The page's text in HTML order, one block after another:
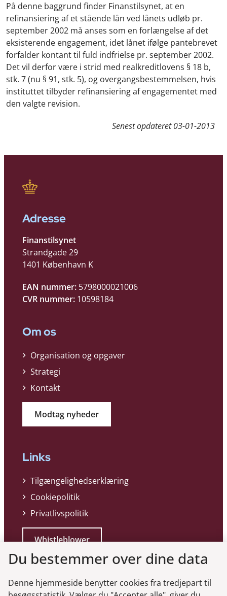
På denne baggrund finder Finanstilsynet, at en
refinansiering af et stående lån ved lånets udløb pr.
september 2002 må anses som en forlængelse af det
eksisterende engagement, idet lånet ifølge pantebrevet
forfalder kontant til fuld indfrielse pr. september 2002.
Det vil derfor være i strid med realkreditlovens § 18 b,
stk. 7 (nu § 91, stk. 5), og overgangsbestemmelsen, hvis
instituttet tilbyder refinansiering af engagementet med
den valgte revision.
Senest opdateret03-01-2013
Adresse
Finanstilsynet
Strandgade 29
1401 København K
EAN nummer: 5798000021006
CVR nummer: 10598184
Om os
Organisation og opgaver
Strategi
Kontakt
Modtag nyheder
Links
Tilgængelighedserklæring
Cookiepolitik
Privatlivspolitik
Whistleblower
Du bestemmer over dine data
Denne hjemmeside benytter cookies fra tredjepart til